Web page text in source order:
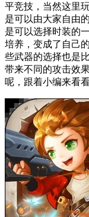
平竞技，当然这里
是可以由大家自由
是可以选择时装的
培养，变成了自己
些武器的选择也是
带来不同的攻击效
呢，跟着小编来看看